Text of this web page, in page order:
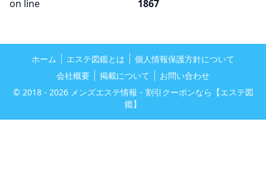
on line 1867
ホーム エステ図鑑とは
個人情報保護方針について
会社概要
掲載について
お問い合わせ
© 2018 - 2026 メンズエステ情報・割引クーポンなら【エステ図
鑑】